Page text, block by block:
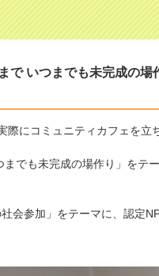
で いつまでも未完成の
際にコミュニティカフェを立
までも未完成の場作り」をテ
会参加」をテーマに、認定